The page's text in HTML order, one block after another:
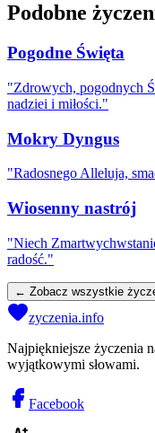
Podobne
Pogodne Święta
"Zdrowych, pogodnych
nadziei i miłości."
Mokry Dyngus
"Radosnego Alleluja,
Wiosenny nastrój
"Niech
radość."
← Zobacz wszystkie
zyczenia.info
Najpiękniejsze życzenia
wyjątkowymi słowami.
Facebook